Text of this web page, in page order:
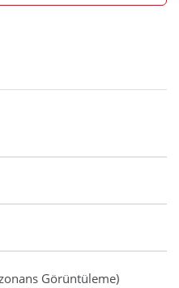
Görüntüleme)